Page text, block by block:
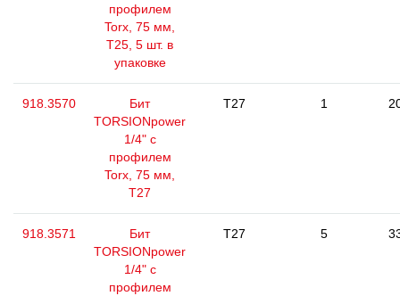
профилем
Torx, 75 мм,
Т25, 5 шт. в
упаковке
918.3570
Бит
TORSIONpower
1/4" с
профилем
Torx, 75 мм,
Т27
T27 1
918.3571
Бит
TORSIONpower
1/4" с
профилем
T27 5